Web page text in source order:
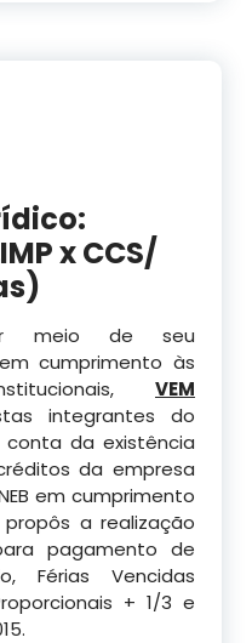
x CCS/
meio de seu
cumprimento às
VEM
integrantes do
da existência
da empresa
em cumprimento
a realização
pagamento de
Férias Vencidas
+ 1/3 e